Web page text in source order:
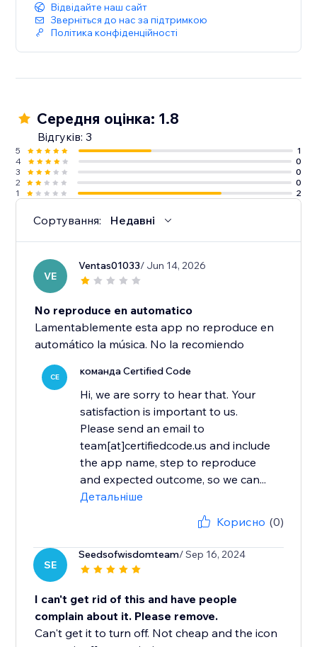
Відвідайте наш сайт
Зверніться до нас за підтримкою
Політика конфіденційності
Середня оцінка: 1.8
Відгуків: 3
5
1
4
0
3
0
2
0
1
2
Сортування: Недавні
VE
Ventas01033/ Jun 14, 2026
No reproduce en automatico
Lamentablemente esta app no reproduce en
automático la música. No la recomiendo
CE команда Certified Code
Hi, we are sorry to hear that. Your
satisfaction is important to us.
Please send an email to
team[at]certifiedcode.us and include
the app name, step to reproduce
and expected outcome, so we can...
Детальніше
Корисно (0)
SE
Seedsofwisdomteam/ Sep 16, 2024
I can't get rid of this and have people
complain about it. Please remove.
Can't get it to turn off. Not cheap and the icon